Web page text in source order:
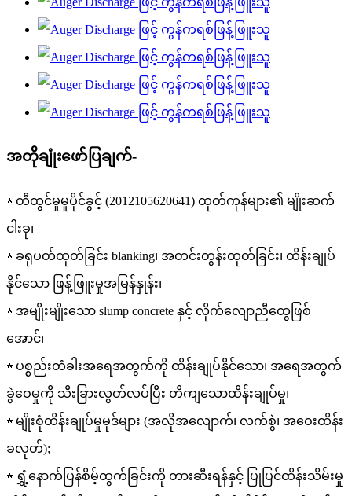
အတိုချုံးဖော်ပြချက်-
★ တီထွင်မှုမူပိုင်ခွင့် (2012105620641) ထုတ်ကုန်များ၏ မျိုးဆက်
ငါးခု၊
★ ခရုပတ်ထုတ်ခြင်း blanking၊ အတင်းတွန်းထုတ်ခြင်း၊ ထိန်းချုပ်
နိုင်သော ဖြန့်ဖြူးမှုအမြန်နှုန်း၊
★ အမျိုးမျိုးသော slump concrete နှင့် လိုက်လျောညီထွေဖြစ်
အောင်၊
★ ပစ္စည်းတံခါးအရေအတွက်ကို ထိန်းချုပ်နိုင်သော၊ အရေအတွက်
ခွဲဝေမှုကို သီးခြားလွတ်လပ်ပြီး တိကျသောထိန်းချုပ်မှု၊
★ မျိုးစုံထိန်းချုပ်မှုမုဒ်များ (အလိုအလျောက်၊ လက်စွဲ၊ အဝေးထိန်း
ခလုတ်);
★ ရွှံ့နောက်ပြန်စိမ့်ထွက်ခြင်းကို တားဆီးရန်နှင့် ပြုပြင်ထိန်းသိမ်းမှု